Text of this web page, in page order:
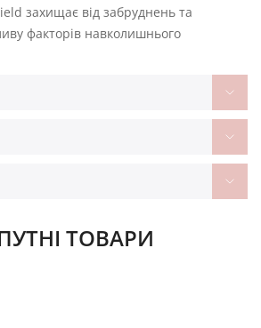
захищає від забруднень та
факторів навколишнього
ТОВАРИ